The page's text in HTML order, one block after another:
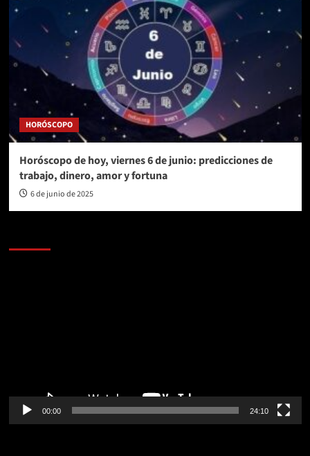
HORÓSCOPO
Horóscopo de hoy, viernes 6 de junio: predicciones de
trabajo, dinero, amor y fortuna
6 de junio de 2025
00:00 24:10